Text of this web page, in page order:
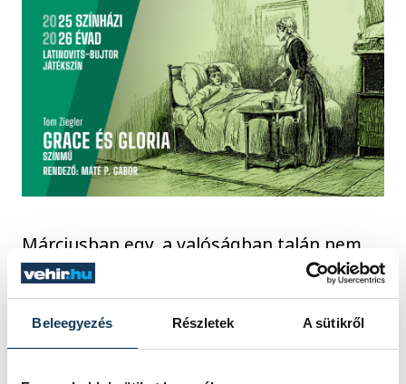
Beleegyezés Részletek A sütikről
Márciusban egy, a valóságban talán nem,
vagy ebben a formában nem létezett
helyre nyerhetnek bebocsátást a nézők: a
Veszprém Orfeumsanzonettek, dizőzök,
primadonnák, bonvivánok, vidéki, de